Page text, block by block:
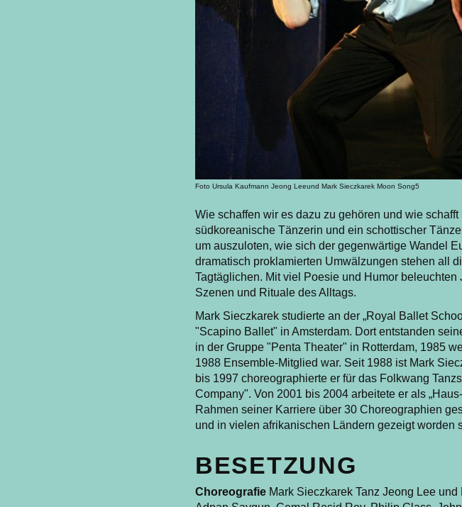
Foto Ursula Kaufmann Jeong Leeund Mark Sieczkarek Moon Song5
Wie schaffen wir es dazu zu gehören und wie
südkoreanische Tänzerin und ein schottischer
um auszuloten, wie sich der gegenwärtige Wandel
dramatisch proklamierten Umwälzungen stehen all
Tagtäglichen. Mit viel Poesie und Humor
Szenen und Rituale des Alltags.
Mark Sieczkarek studierte an der „Royal Ballet
"Scapino Ballet" in Amsterdam. Dort entstanden
in der Gruppe "Penta Theater" in Rotterdam, 1985
1988 Ensemble-Mitglied war. Seit 1988 ist Mark
bis 1997 choreographierte er für das Folkwang
Company". Von 2001 bis 2004 arbeitete er als
Rahmen seiner Karriere über 30 Choreographien
und in vielen afrikanischen Ländern gezeigt worden
BESETZUNG
Choreografie Mark Sieczkarek Tanz Jeong Lee